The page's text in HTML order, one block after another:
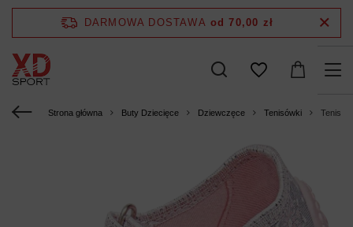
DARMOWA DOSTAWA od 70,00 zł
Strona główna Buty Dziecięce Dziewczęce Tenisówki